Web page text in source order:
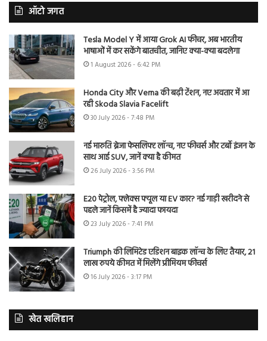
ऑटो जगत
Tesla Model Y में आया Grok AI फीचर, अब भारतीय
भाषाओं में कर सकेंगे बातचीत, जानिए क्या-क्या बदलेगा
1 August 2026 - 6:42 PM
Honda City और Verna की बढ़ी टेंशन, नए अवतार में आ
रही Skoda Slavia Facelift
30 July 2026 - 7:48 PM
नई मारुति ब्रेजा फेसलिफ्ट लॉन्च, नए फीचर्स और टर्बो इंजन के
साथ आई SUV, जानें क्या है कीमत
26 July 2026 - 3:56 PM
E20 पेट्रोल, फ्लेक्स फ्यूल या EV कार? नई गाड़ी खरीदने से
पहले जानें किसमें है ज्यादा फायदा
23 July 2026 - 7:41 PM
Triumph की लिमिटेड एडिशन बाइक लॉन्च के लिए तैयार, 21
लाख रुपये कीमत में मिलेंगे प्रीमियम फीचर्स
16 July 2026 - 3:17 PM
खेत खलिहान